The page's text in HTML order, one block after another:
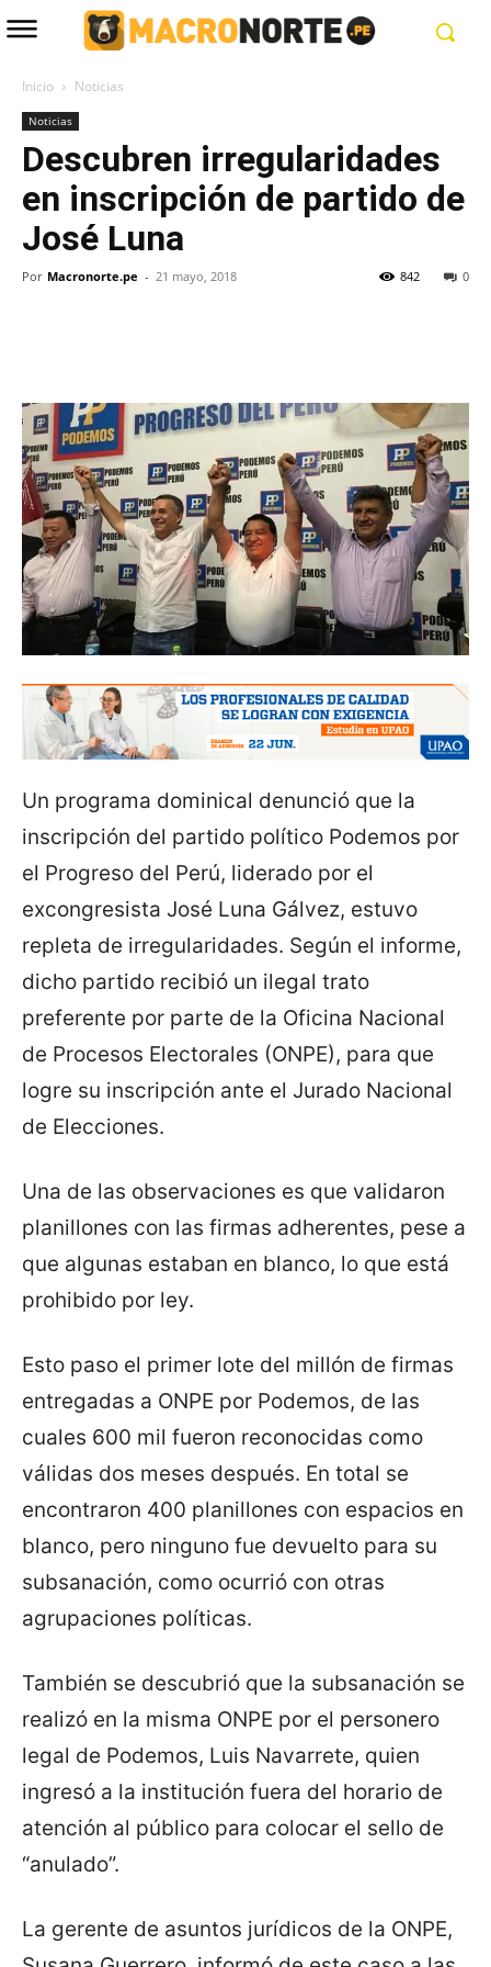
Inicio Noticias
Noticias
Descubren irregularidades
en inscripción de partido de
José Luna
Por Macronorte.pe - 21 mayo, 2018 0
842
Un programa dominical denunció que la
inscripción del partido político Podemos por
el Progreso del Perú, liderado por el
excongresista José Luna Gálvez, estuvo
repleta de irregularidades. Según el informe,
dicho partido recibió un ilegal trato
preferente por parte de la Oficina Nacional
de Procesos Electorales (ONPE), para que
logre su inscripción ante el Jurado Nacional
de Elecciones.
Una de las observaciones es que validaron
planillones con las firmas adherentes, pese a
que algunas estaban en blanco, lo que está
prohibido por ley.
Esto paso el primer lote del millón de firmas
entregadas a ONPE por Podemos, de las
cuales 600 mil fueron reconocidas como
válidas dos meses después. En total se
encontraron 400 planillones con espacios en
blanco, pero ninguno fue devuelto para su
subsanación, como ocurrió con otras
agrupaciones políticas.
También se descubrió que la subsanación se
realizó en la misma ONPE por el personero
legal de Podemos, Luis Navarrete, quien
ingresó a la institución fuera del horario de
atención al público para colocar el sello de
“anulado”.
La gerente de asuntos jurídicos de la ONPE,